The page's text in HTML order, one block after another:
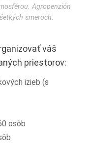
Agropenzión
smeroch.
váš
priestorov:
izieb (s
osôb